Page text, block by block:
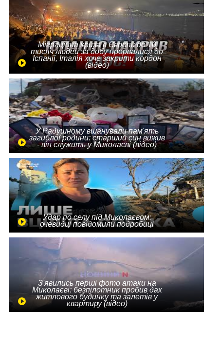
Міграційна криза в Європі: до 10
тисяч людей за добу прорвалися до
Іспанії, Італія хоче закрити кордон
(відео)
У Радушному вшанували пам'ять
загиблої родини: старший син вижив
- він служить у Миколаєві (відео)
Удар по селу під Миколаєвом:
очевидці повідомили подробиці
З'явились перші фото атаки на
Миколаєві: безпілотник пробив дах
житлового будинку та залетів у
квартиру (відео)